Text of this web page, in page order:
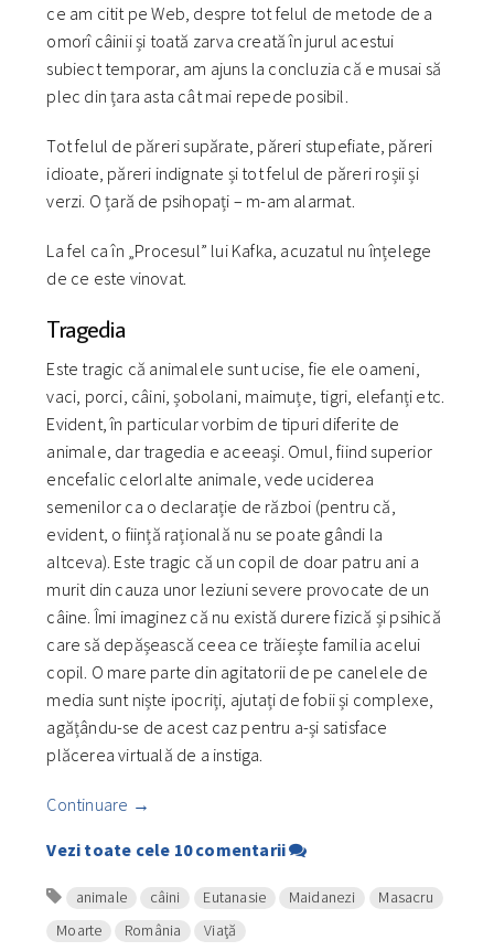
ce am citit pe Web, despre tot felul de metode de a
omorî câinii și toată zarva creată în jurul acestui
subiect temporar, am ajuns la concluzia că e musai să
plec din țara asta cât mai repede posibil.
Tot felul de păreri supărate, păreri stupefiate, păreri
idioate, păreri indignate și tot felul de păreri roșii și
verzi. O țară de psihopați – m-am alarmat.
La fel ca în „Procesul” lui Kafka, acuzatul nu înțelege
de ce este vinovat.
Tragedia
Este tragic că animalele sunt ucise, fie ele oameni,
vaci, porci, câini, șobolani, maimuțe, tigri, elefanți etc.
Evident, în particular vorbim de tipuri diferite de
animale, dar tragedia e aceeași. Omul, fiind superior
encefalic celorlalte animale, vede uciderea
semenilor ca o declarație de război (pentru că,
evident, o ființă rațională nu se poate gândi la
altceva). Este tragic că un copil de doar patru ani a
murit din cauza unor leziuni severe provocate de un
câine. Îmi imaginez că nu există durere fizică și psihică
care să depășească ceea ce trăiește familia acelui
copil. O mare parte din agitatorii de pe canelele de
media sunt niște ipocriți, ajutați de fobii și complexe,
agățându-se de acest caz pentru a-și satisface
plăcerea virtuală de a instiga.
Continuare →
Vezi toate cele 10 comentarii
animale câini Eutanasie Maidanezi
Masacru
Moarte
România Viaţă